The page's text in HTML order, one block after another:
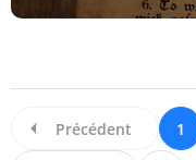
Précédent 1